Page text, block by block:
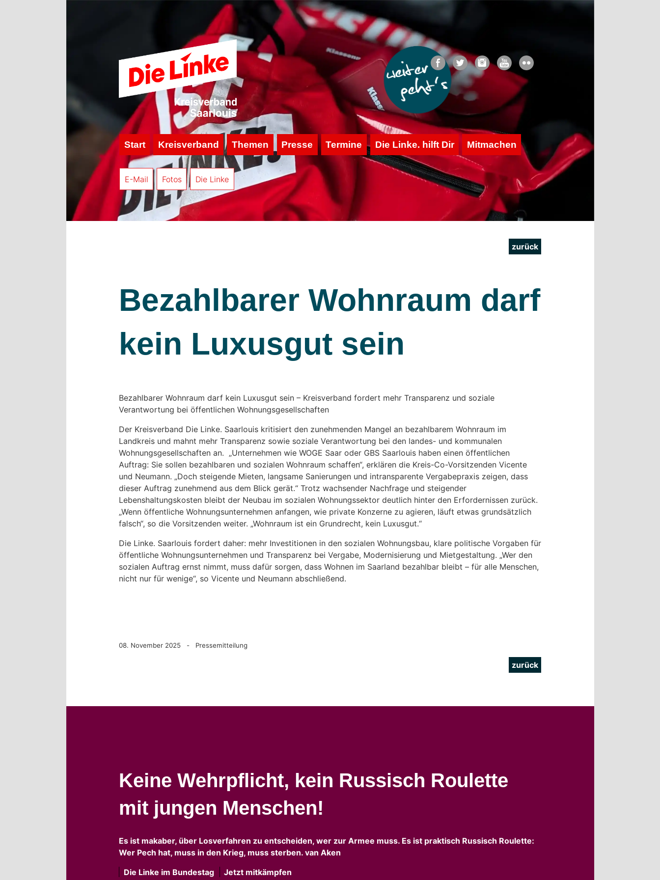
Start Kreisverband Themen Presse Termine Die Linke. hilft Dir Mitmachen
E-Mail Fotos Die Linke
zurück
Bezahlbarer Wohnraum darf
kein Luxusgut sein
Bezahlbarer Wohnraum darf kein Luxusgut sein – Kreisverband fordert mehr Transparenz und soziale
Verantwortung bei öffentlichen Wohnungsgesellschaften
Der Kreisverband Die Linke. Saarlouis kritisiert den zunehmenden Mangel an bezahlbarem Wohnraum im
Landkreis und mahnt mehr Transparenz sowie soziale Verantwortung bei den landes- und kommunalen
Wohnungsgesellschaften an. „Unternehmen wie WOGE Saar oder GBS Saarlouis haben einen öffentlichen
Auftrag: Sie sollen bezahlbaren und sozialen Wohnraum schaffen“, erklären die Kreis-Co-Vorsitzenden Vicente
und Neumann. „Doch steigende Mieten, langsame Sanierungen und intransparente Vergabepraxis zeigen, dass
dieser Auftrag zunehmend aus dem Blick gerät.“ Trotz wachsender Nachfrage und steigender
Lebenshaltungskosten bleibt der Neubau im sozialen Wohnungssektor deutlich hinter den Erfordernissen zurück.
„Wenn öffentliche Wohnungsunternehmen anfangen, wie private Konzerne zu agieren, läuft etwas grundsätzlich
falsch“, so die Vorsitzenden weiter. „Wohnraum ist ein Grundrecht, kein Luxusgut.“
Die Linke. Saarlouis fordert daher: mehr Investitionen in den sozialen Wohnungsbau, klare politische Vorgaben für
öffentliche Wohnungsunternehmen und Transparenz bei Vergabe, Modernisierung und Mietgestaltung. „Wer den
sozialen Auftrag ernst nimmt, muss dafür sorgen, dass Wohnen im Saarland bezahlbar bleibt – für alle Menschen,
nicht nur für wenige“, so Vicente und Neumann abschließend.
08. November 2025 - Pressemitteilung
zurück
Keine Wehrpflicht, kein Russisch Roulette
mit jungen Menschen!
Es ist makaber, über Losverfahren zu entscheiden, wer zur Armee muss. Es ist praktisch Russisch Roulette:
Wer Pech hat, muss in den Krieg, muss sterben. van Aken
Die Linke im Bundestag
Jetzt mitkämpfen